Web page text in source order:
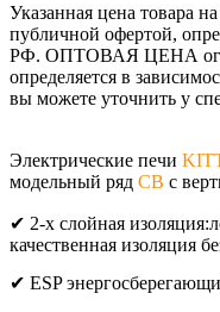
Указанная цена товара
публичной офертой,
РФ. ОПТОВАЯ ЦЕНА
определяется в
вы можете уточнить у
Электрические печи
модельный ряд СВ с
✔ 2-х слойная изоляция:
качественная изоляция
✔ ESP